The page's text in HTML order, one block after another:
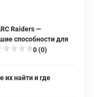
Raiders —
способности для
0 (0)
их найти и где